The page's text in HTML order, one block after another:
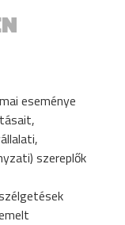
eseménye
szereplők